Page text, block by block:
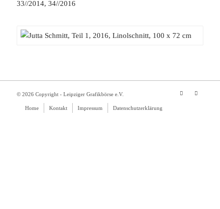
33//2014, 34//2016
© 2026 Copyright - Leipziger Grafikbörse e.V.
Home Kontakt Impressum Datenschutzerklärung